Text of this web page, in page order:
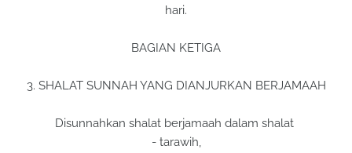
hari.
BAGIAN KETIGA
3. SHALAT SUNNAH YANG DIANJURKAN BERJAMAAH
Disunnahkan shalat berjamaah dalam shalat
- tarawih,